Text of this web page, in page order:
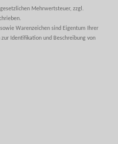
Mehrwertsteuer, zzgl.
Warenzeichen sind Eigentum Ihrer
Identifikation und Beschreibung von